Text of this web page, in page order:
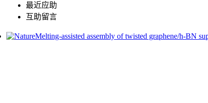
最近应助
互助留言
Melting-assisted assembly of twisted graphene/h-BN